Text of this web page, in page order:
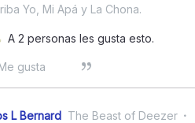
Yo, Mi Apá y La Chona.
A 2 personas les gusta esto.
gusta
L Bernard The Beast of Deezer